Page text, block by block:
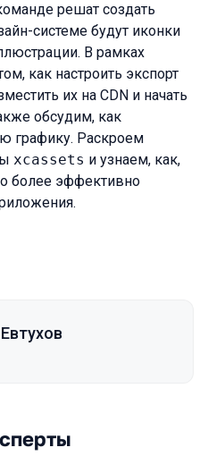
решат создать
системе будут иконки
В рамках
как настроить экспорт
их на CDN и начать
обсудим, как
графику. Раскроем
xcassets и узнаем, как,
более эффективно